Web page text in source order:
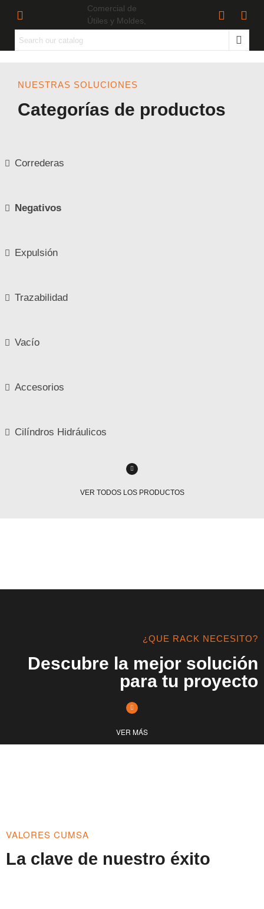
NUESTRAS SOLUCIONES
Categorías de productos
Correderas
Negativos
Expulsión
Trazabilidad
Vacío
Accesorios
Cilíndros Hidráulicos
VER TODOS LOS PRODUCTOS
¿QUE RACK NECESITO?
Descubre la mejor solución
para tu proyecto
VER MÁS
VALORES CUMSA
La clave de nuestro éxito